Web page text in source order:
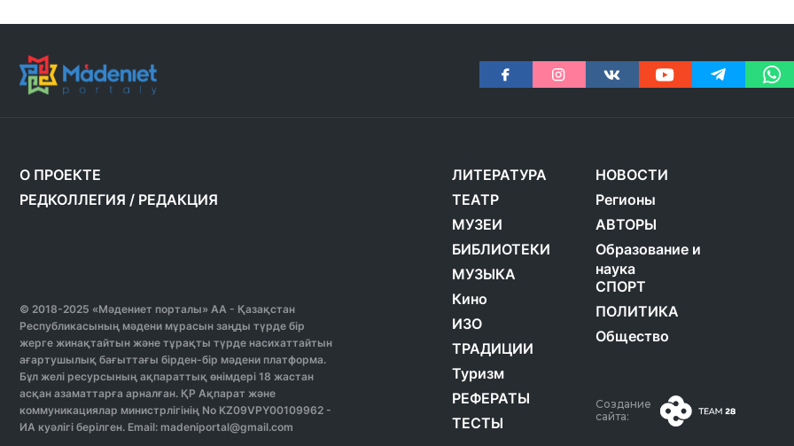
О ПРОЕКТЕ
РЕДКОЛЛЕГИЯ / РЕДАКЦИЯ
© 2018-2025 «Мәдениет порталы» АА - Қазақстан
Республикасының мәдени мұрасын заңды түрде бір
жерге жинақтайтын және тұрақты түрде насихаттайтын
ағартушылық бағыттағы бірден-бір мәдени платформа.
Бұл желі ресурсының ақпараттық өнімдері 18 жастан
асқан азаматтарға арналған. ҚР Ақпарат және
коммуникациялар министрлігінің No KZ09VPY00109962 -
ИА куәлігі берілген. Email: madeniportal@gmail.com
ЛИТЕРАТУРА
ТЕАТР
МУЗЕИ
БИБЛИОТЕКИ
МУЗЫКА
Кино
ИЗО
ТРАДИЦИИ
Туризм
РЕФЕРАТЫ
ТЕСТЫ
НОВОСТИ
Регионы
АВТОРЫ
Образование и
наука
СПОРТ
ПОЛИТИКА
Общество
Создание
сайта: